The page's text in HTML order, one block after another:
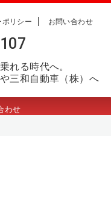
リシー お問い合わせ
れる時代へ。
三和自動車（株）へ
わせ